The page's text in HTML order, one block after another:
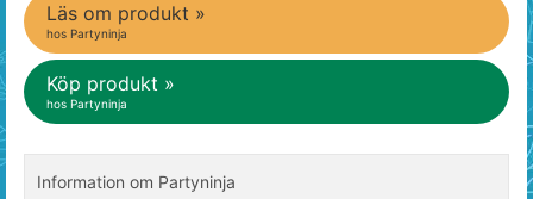
Läs om produkt »
hos Partyninja
Köp produkt »
hos Partyninja
Information om Partyninja